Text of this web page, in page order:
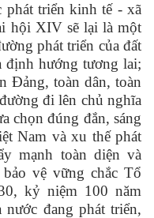
phát triển kinh tế - xã
hội XIV sẽ lại là một
phát triển của đất
định hướng tương lai;
Đảng, toàn dân, toàn
đi lên chủ nghĩa
chọn đúng đắn, sáng
Nam và xu thế phát
mạnh toàn diện và
vệ vững chắc Tổ
kỷ niệm 100 năm
đang phát triển,